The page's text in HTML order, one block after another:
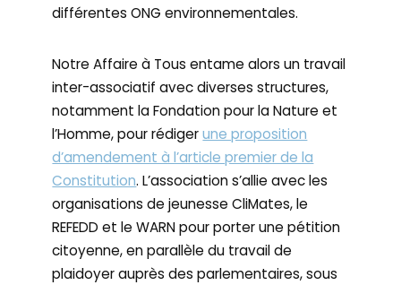
différentes ONG environnementales.
Notre Affaire à Tous entame alors un travail
inter-associatif avec diverses structures,
notamment la Fondation pour la Nature et
l’Homme, pour rédigerune proposition
d’amendement à l’article premier de la
Constitution. L’association s’allie avec les
organisations de jeunesse CliMates, le
REFEDD et le WARN pour porter une pétition
citoyenne, en parallèle du travail de
plaidoyer auprès des parlementaires, sous